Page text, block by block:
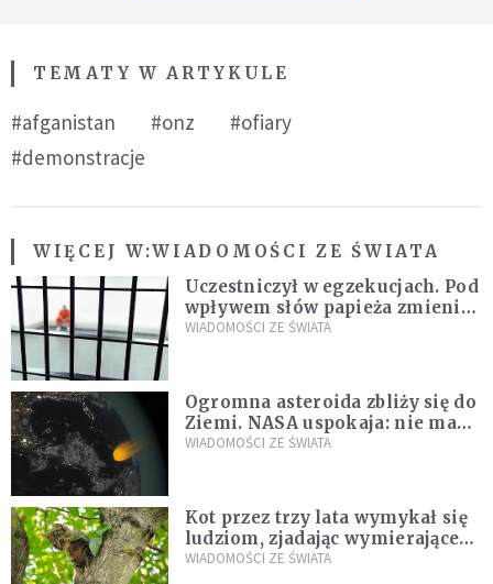
TEMATY W ARTYKULE
#afganistan #onz
#ofiary
#demonstracje
WIĘCEJ W:WIADOMOŚCI ZE ŚWIATA
Uczestniczył w egzekucjach. Pod
wpływem słów papieża zmienił
zdanie
WIADOMOŚCI ZE ŚWIATA
Ogromna asteroida zbliży się do
Ziemi. NASA uspokaja: nie ma
zagrożenia
WIADOMOŚCI ZE ŚWIATA
Kot przez trzy lata wymykał się
ludziom, zjadając wymierające
kaczki. W końcu popełnił
WIADOMOŚCI ZE ŚWIATA